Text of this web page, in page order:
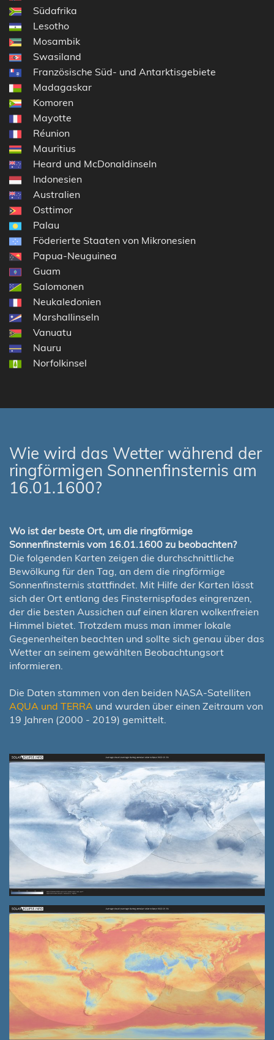
Südafrika
Lesotho
Mosambik
Swasiland
Französische Süd- und Antarktisgebiete
Madagaskar
Komoren
Mayotte
Réunion
Mauritius
Heard und McDonaldinseln
Indonesien
Australien
Osttimor
Palau
Föderierte Staaten von Mikronesien
Papua-Neuguinea
Guam
Salomonen
Neukaledonien
Marshallinseln
Vanuatu
Nauru
Norfolkinsel
Wie wird das Wetter während der
ringförmigen Sonnenfinsternis am
16.01.1600?
Wo ist der beste Ort, um die ringförmige
Sonnenfinsternis vom 16.01.1600 zu beobachten?
Die folgenden Karten zeigen die durchschnittliche
Bewölkung für den Tag, an dem die ringförmige
Sonnenfinsternis stattfindet. Mit Hilfe der Karten lässt
sich der Ort entlang des Finsternispfades eingrenzen,
der die besten Aussichen auf einen klaren wolkenfreien
Himmel bietet. Trotzdem muss man immer lokale
Gegenenheiten beachten und sollte sich genau über das
Wetter an seinem gewählten Beobachtungsort
informieren.
Die Daten stammen von den beiden NASA-Satelliten
AQUA und TERRA und wurden über einen Zeitraum von
19 Jahren (2000 - 2019) gemittelt.